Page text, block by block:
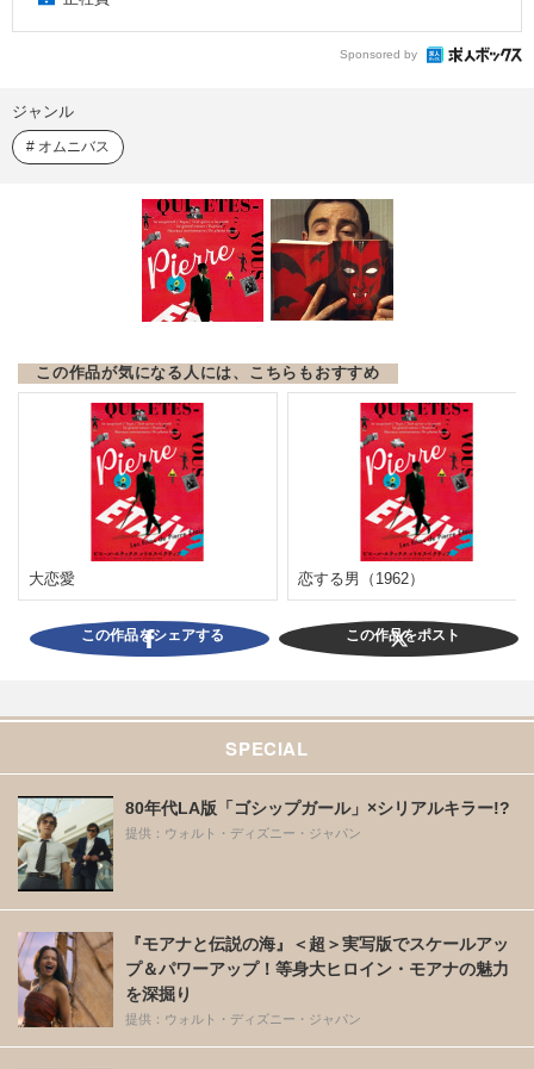
Sponsored by
ジャンル
オムニバス
この作品が気になる人には、こちらもおすすめ
大恋愛 恋する男（1962）
この作品をシェアする この作品をポスト
SPECIAL
80年代LA版「ゴシップガール」×シリアルキラー!?
提供：ウォルト・ディズニー・ジャパン
『モアナと伝説の海』＜超＞実写版でスケールアッ
プ＆パワーアップ！等身大ヒロイン・モアナの魅力
を深掘り
提供：ウォルト・ディズニー・ジャパン